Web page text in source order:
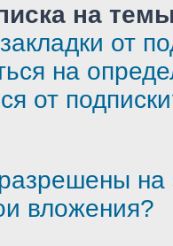
на
от
на
от
вложения?